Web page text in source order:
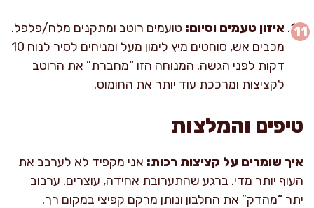
איזון טעמים וסיום: טועמים רוטב ומתקנים מלח/פלפל.
מכבים אש, סוחטים מיץ לימון מעל ומניחים לסיר לנוח 10
דקות לפני הגשה. המנוחה הזו “מחברת” את הרוטב
לקציצות ומרככת עוד יותר את החומוס.
טיפים והמלצות
איך שומרים על קציצות רכות: אני מקפיד לא לערבב את
העוף יותר מדי. ברגע שהתערובת אחידה, עוצרים. ערבוב
יתר “מהדק” את החלבון ונותן מרקם קפיצי במקום רך.